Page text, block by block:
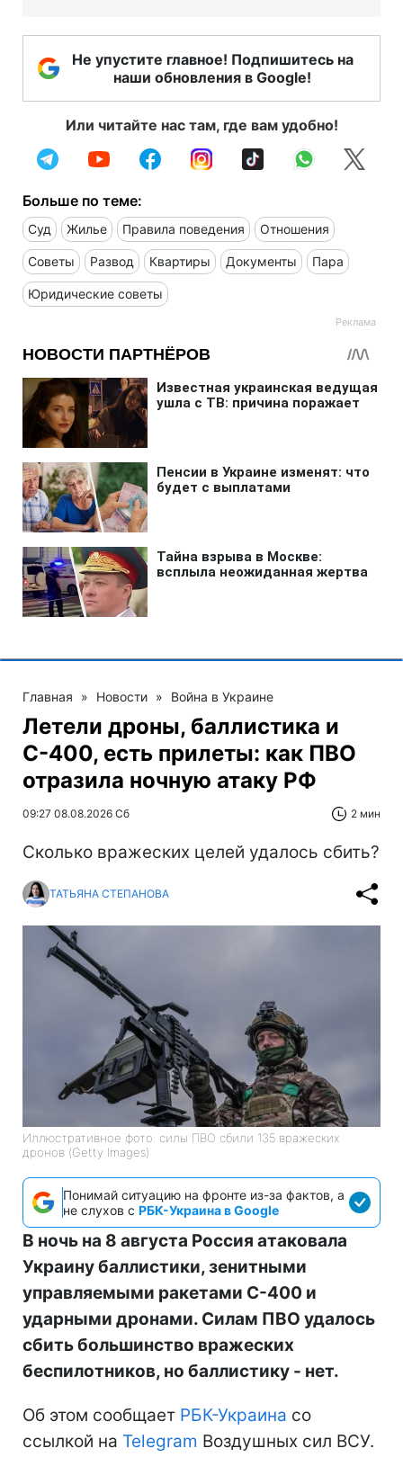
Не упустите главное! Подпишитесь на
наши обновления в Google!
Или читайте нас там, где вам удобно!
Больше по теме:
Суд Жилье Правила поведения Отношения
Советы Развод Квартиры Документы Пара
Юридические советы
Главная » Новости » Война в Украине
Летели дроны, баллистика и
С-400, есть прилеты: как ПВО
отразила ночную атаку РФ
09:27 08.08.2026 Сб 2 мин
Сколько вражеских целей удалось сбить?
ТАТЬЯНА СТЕПАНОВА
Иллюстративное фото: силы ПВО сбили 135 вражеских
дронов (Getty Images)
Понимай ситуацию на фронте из-за фактов, а
не слухов с РБК-Украина в Google
В ночь на 8 августа Россия атаковала
Украину баллистики, зенитными
управляемыми ракетами С-400 и
ударными дронами. Силам ПВО удалось
сбить большинство вражеских
беспилотников, но баллистику - нет.
Об этом сообщает РБК-Украина со
ссылкой на Telegram Воздушных сил ВСУ.